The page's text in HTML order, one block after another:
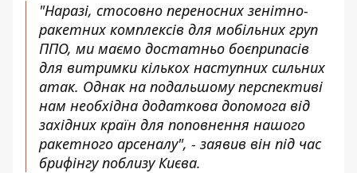
"Наразі, стосовно переносних зенітно-
ракетних комплексів для мобільних груп
ППО, ми маємо достатньо боєприпасів
для витримки кількох наступних сильних
атак. Однак на подальшому перспективі
нам необхідна додаткова допомога від
західних країн для поповнення нашого
ракетного арсеналу", - заявив він під час
брифінгу поблизу Києва.